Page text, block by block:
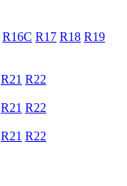
R16C R17 R18 R19
R21 R22
R21 R22
R21 R22